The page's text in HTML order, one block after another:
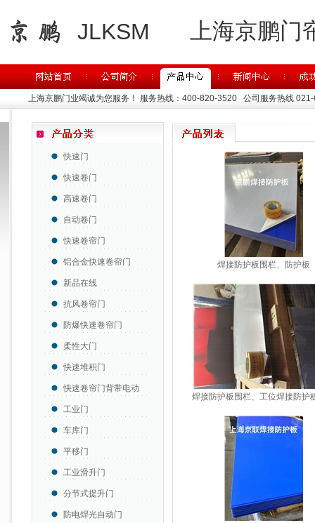
JLKSM 上海京鹏
上海京鹏门业竭诚为您服务！ 服务热线：400-820-3520 公司服务热线
快速门
快速卷门
高速卷门
自动卷门
快速卷帘门
铝合金快速卷帘门
新品在线
抗风卷帘门
防爆快速卷帘门
柔性大门
快速堆积门
快速卷帘门背带电动
工业门
车库门
平移门
工业滑升门
分节式提升门
防电焊光自动门
焊接防护板围栏、防护板
焊接防护板围栏、工位焊接防护